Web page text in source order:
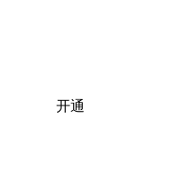
开通